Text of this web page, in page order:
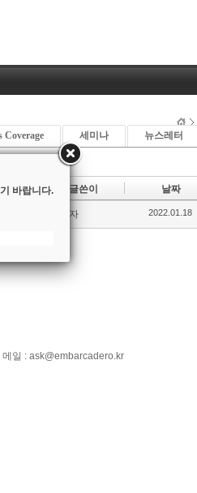
Coverage 세미나 뉴스레터
글쓴이 날짜
관리자 2022.01.18
일 : ask@embarcadero.kr
바랍니다.